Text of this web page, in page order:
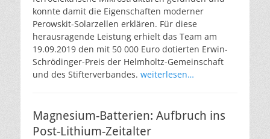
konnte damit die Eigenschaften moderner
Perowskit-Solarzellen erklären. Für diese
herausragende Leistung erhielt das Team am
19.09.2019 den mit 50 000 Euro dotierten Erwin-
Schrödinger-Preis der Helmholtz-Gemeinschaft
und des Stifterverbandes. weiterlesen…
Magnesium-Batterien: Aufbruch ins
Post-Lithium-Zeitalter